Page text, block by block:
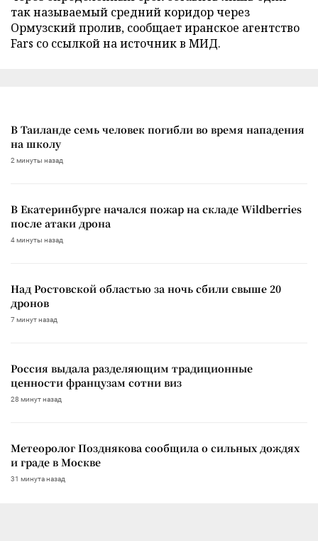
так называемый средний коридор через
Ормузский пролив, сообщает иранское агентство
Fars со ссылкой на источник в МИД.
В Таиланде семь человек погибли во время нападения
на школу
2 минуты назад
В Екатеринбурге начался пожар на складе Wildberries
после атаки дрона
4 минуты назад
Над Ростовской областью за ночь сбили свыше 20
дронов
7 минут назад
Россия выдала разделяющим традиционные
ценности французам сотни виз
28 минут назад
Метеоролог Позднякова сообщила о сильных дождях
и граде в Москве
31 минута назад